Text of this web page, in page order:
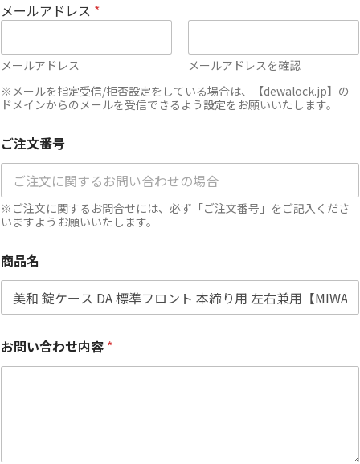
メールアドレス *
メールアドレス
メールアドレスを確認
※メールを指定受信/拒否設定をしている場合は、【dewalock.jp】の
ドメインからのメールを受信できるよう設定をお願いいたします。
ご注文番号
※ご注文に関するお問合せには、必ず「ご注文番号」をご記入くださ
いますようお願いいたします。
商品名
お問い合わせ内容 *